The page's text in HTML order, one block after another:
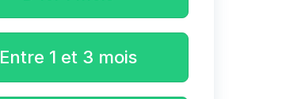
Entre 1 et 3 mois